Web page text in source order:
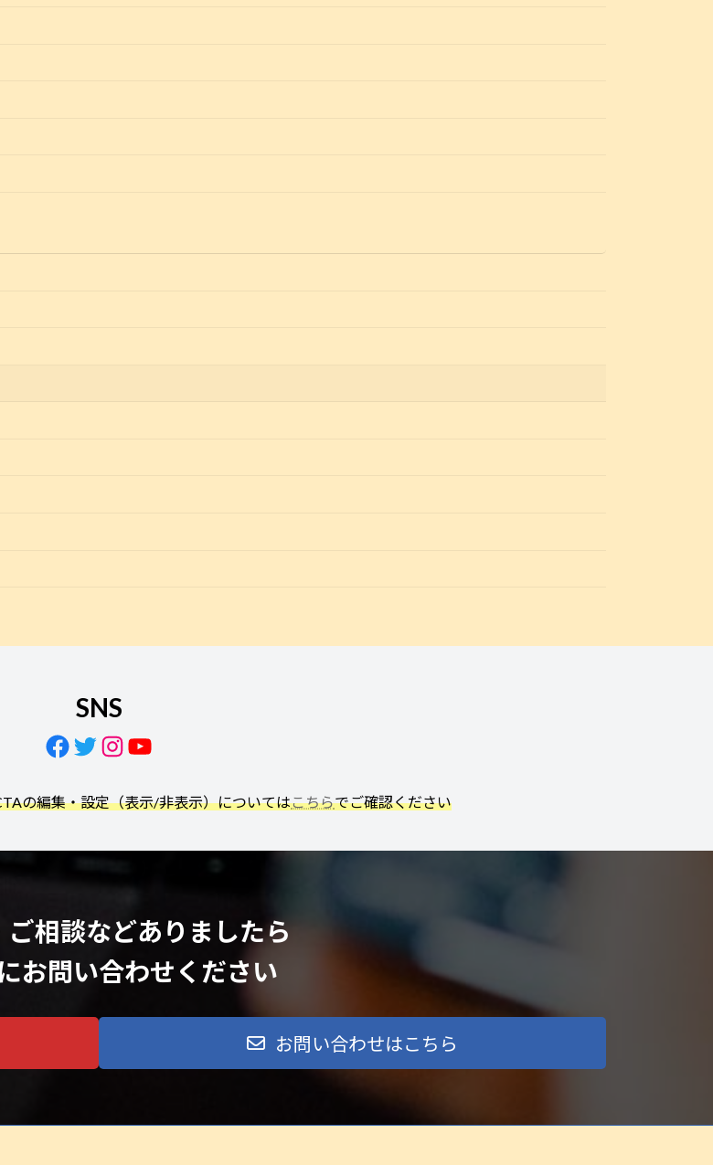
SNS
Facebook
Twitter
Instagram
YouTube
の編集・設定（表示/非表示）についてはこちらでご確認ください
ご相談などありましたら
お問い合わせください
お問い合わせはこちら